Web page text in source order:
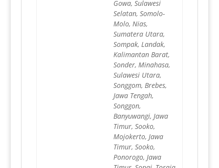
Gowa, Sulawesi
Selatan, Somolo-
Molo, Nias,
Sumatera Utara,
Sompak, Landak,
Kalimantan Barat,
Sonder, Minahasa,
Sulawesi Utara,
Songgom, Brebes,
Jawa Tengah,
Songgon,
Banyuwangi, Jawa
Timur, Sooko,
Mojokerto, Jawa
Timur, Sooko,
Ponorogo, Jawa